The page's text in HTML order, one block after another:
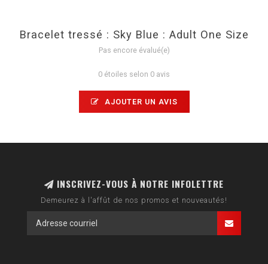
Bracelet tressé : Sky Blue : Adult One Size
Pas encore évalué(e)
0 étoiles selon 0 avis
AJOUTER UN AVIS
INSCRIVEZ-VOUS À NOTRE INFOLETTRE
Demeurez à l'affût de nos promos et nouveautés!